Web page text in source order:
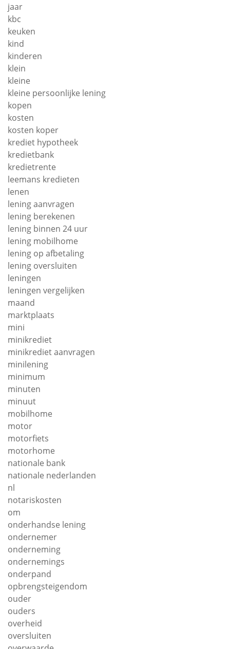
jaar
kbc
keuken
kind
kinderen
klein
kleine
kleine persoonlijke lening
kopen
kosten
kosten koper
krediet hypotheek
kredietbank
kredietrente
leemans kredieten
lenen
lening aanvragen
lening berekenen
lening binnen 24 uur
lening mobilhome
lening op afbetaling
lening oversluiten
leningen
leningen vergelijken
maand
marktplaats
mini
minikrediet
minikrediet aanvragen
minilening
minimum
minuten
minuut
mobilhome
motor
motorfiets
motorhome
nationale bank
nationale nederlanden
nl
notariskosten
om
onderhandse lening
ondernemer
onderneming
ondernemings
onderpand
opbrengsteigendom
ouder
ouders
overheid
oversluiten